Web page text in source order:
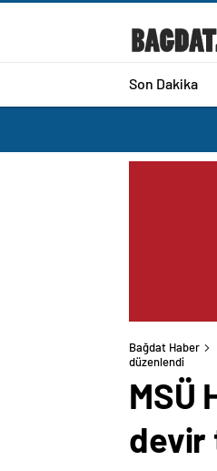
Son Dakika
Bağdat Haber
düzenlendi
MSÜ
devir